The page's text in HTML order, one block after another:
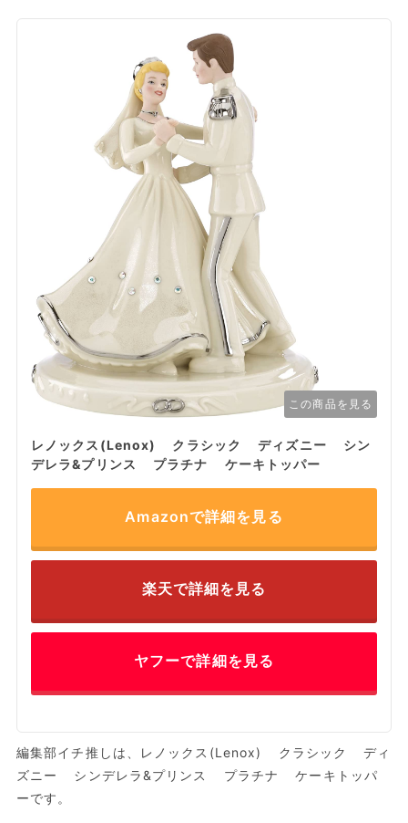
この商品を見る
レノックス(Lenox) クラシック ディズニー シン
デレラ&プリンス プラチナ ケーキトッパー
Amazonで詳細を見る
楽天で詳細を見る
ヤフーで詳細を見る
編集部イチ推しは、レノックス(Lenox) クラシック ディ
ズニー シンデレラ&プリンス プラチナ ケーキトッパ
ーです。